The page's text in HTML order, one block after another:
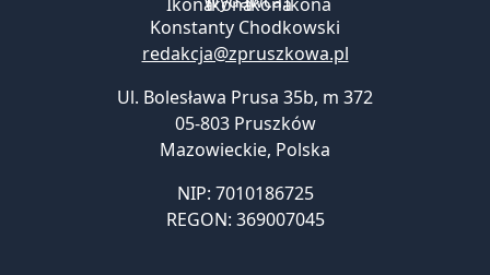
Konstanty Chodkowski
redakcja@zpruszkowa.pl
Ul. Bolesława Prusa 35b, m 372
05-803 Pruszków
Mazowieckie, Polska
NIP: 7010186725
REGON: 369007045